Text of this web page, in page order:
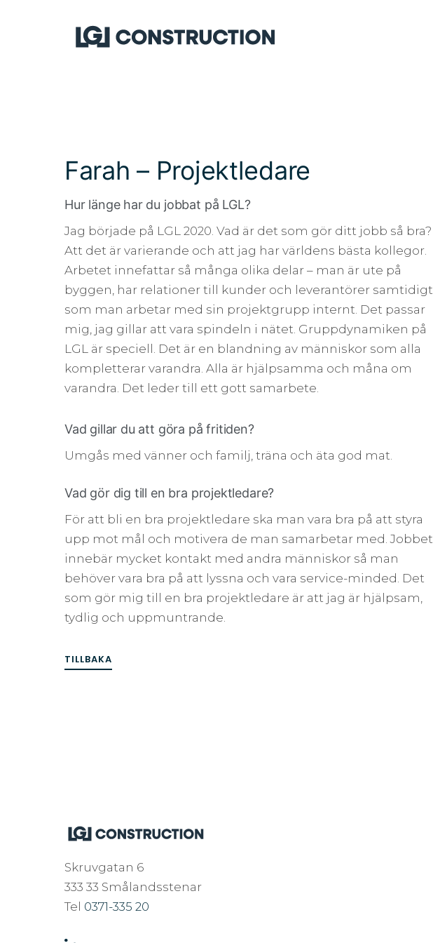
Farah – Projektledare
Hur länge har du jobbat på LGL?
Jag började på LGL 2020. Vad är det som gör ditt jobb så bra?
Att det är varierande och att jag har världens bästa kollegor.
Arbetet innefattar så många olika delar – man är ute på
byggen, har relationer till kunder och leverantörer samtidigt
som man arbetar med sin projektgrupp internt. Det passar
mig, jag gillar att vara spindeln i nätet. Gruppdynamiken på
LGL är speciell. Det är en blandning av människor som alla
kompletterar varandra. Alla är hjälpsamma och måna om
varandra. Det leder till ett gott samarbete.
Vad gillar du att göra på fritiden?
Umgås med vänner och familj, träna och äta god mat.
Vad gör dig till en bra projektledare?
För att bli en bra projektledare ska man vara bra på att styra
upp mot mål och motivera de man samarbetar med. Jobbet
innebär mycket kontakt med andra människor så man
behöver vara bra på att lyssna och vara service-minded. Det
som gör mig till en bra projektledare är att jag är hjälpsam,
tydlig och uppmuntrande.
TILLBAKA
Skruvgatan 6
333 33 Smålandsstenar
Tel 0371-335 20